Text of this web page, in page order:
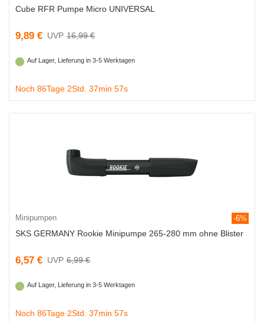
Cube RFR Pumpe Micro UNIVERSAL
9,89 € 16,99 €
Auf Lager, Lieferung in 3-5 Werktagen
Noch 86Tage 2Std. 37min 56s
Minipumpen -6%
SKS GERMANY Rookie Minipumpe 265-280 mm ohne Blister
6,57 € 6,99 €
Auf Lager, Lieferung in 3-5 Werktagen
Noch 86Tage 2Std. 37min 56s